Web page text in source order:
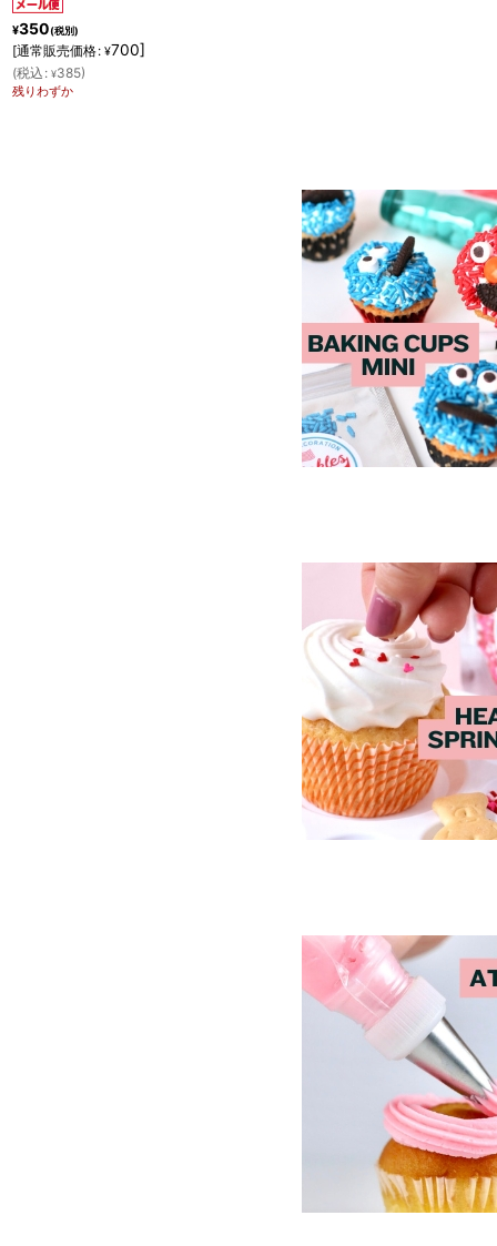
¥350(税別)
[通常販売価格: ¥700]
(税込 : ¥385)
在庫あり